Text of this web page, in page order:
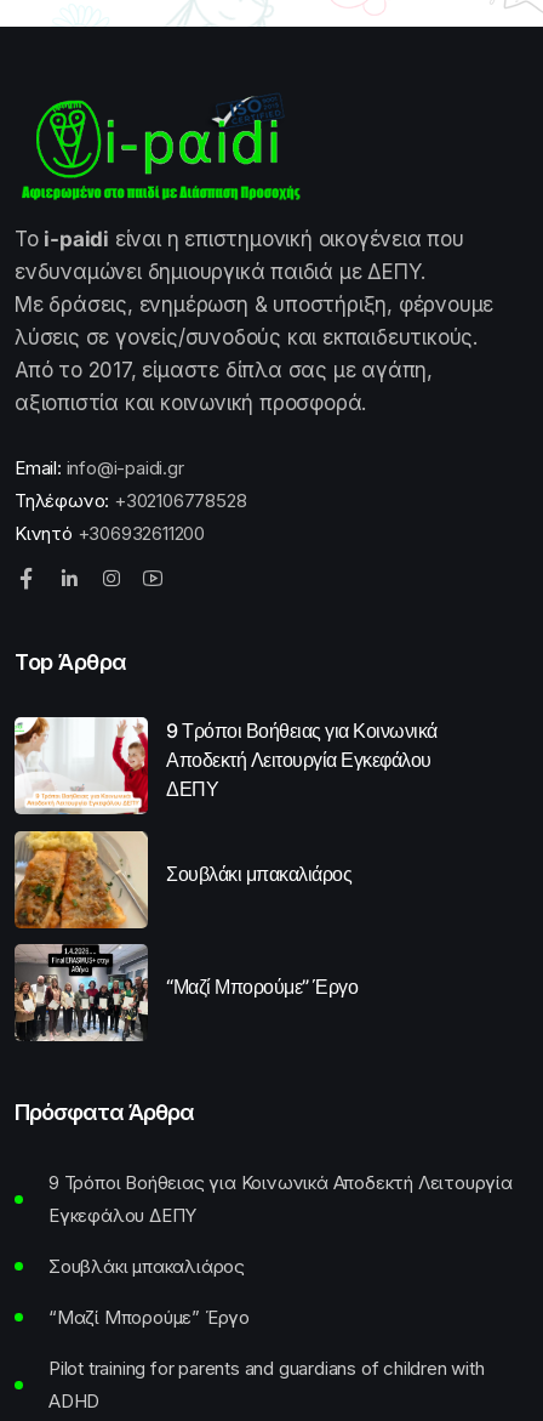
Το i-paidi είναι η επιστημονική οικογένεια που
ενδυναμώνει δημιουργικά παιδιά με ΔΕΠΥ.
Με δράσεις, ενημέρωση & υποστήριξη, φέρνουμε
λύσεις σε γονείς/συνοδούς και εκπαιδευτικούς.
Από το 2017, είμαστε δίπλα σας με αγάπη,
αξιοπιστία και κοινωνική προσφορά.
Email: info@i-paidi.gr
Τηλέφωνο: +302106778528
Κινητό +306932611200
Top Άρθρα
9 Τρόποι Βοήθειας για Κοινωνικά
Αποδεκτή Λειτουργία Εγκεφάλου
ΔΕΠΥ
Σουβλάκι μπακαλιάρος
“Μαζί Μπορούμε” Έργο
Πρόσφατα Άρθρα
9 Τρόποι Βοήθειας για Κοινωνικά Αποδεκτή Λειτουργία
Εγκεφάλου ΔΕΠΥ
Σουβλάκι μπακαλιάρος
“Μαζί Μπορούμε” Έργο
Pilot training for parents and guardians of children with
ADHD